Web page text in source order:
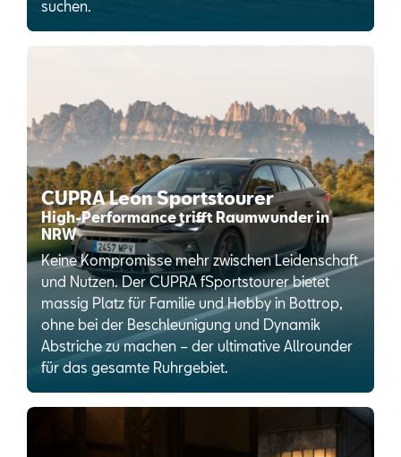
suchen.
CUPRA Leon Sportstourer
High-Performance trifft Raumwunder in
NRW
Keine Kompromisse mehr zwischen Leidenschaft
und Nutzen. Der CUPRA fSportstourer bietet
massig Platz für Familie und Hobby in Bottrop,
ohne bei der Beschleunigung und Dynamik
Abstriche zu machen – der ultimative Allrounder
für das gesamte Ruhrgebiet.